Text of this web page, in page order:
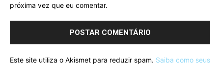
próxima vez que eu comentar.
Este site utiliza o Akismet para reduzir spam. Saiba como seus